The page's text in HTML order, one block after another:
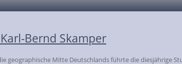
Bernd Skamper
geographische Mitte Deutschlands führte die